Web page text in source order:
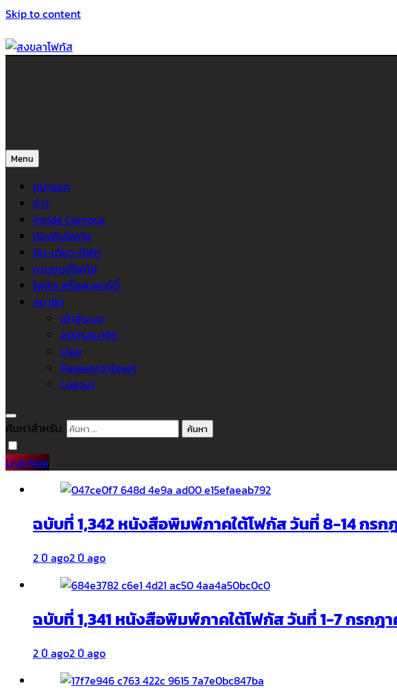
Skip to content
Menu
หน้าแรก
ข่าว
Inside Campus
ท้องถิ่นโฟกัส
กิน-เที่ยว-ที่พัก
ยานยนต์โฟกัส
โฟกัส พร็อพเพอร์ตี้
สมาชิก
เข้าสู่ระบบ
สมัครสมาชิก
User
Password Reset
Logout
ค้นหาสำหรับ:
Live Now
ฉบับที่ 1,342 หนังสือพิมพ์ภาคใต้โฟกัส วันที่ 8-14 กรก
2 ปี ago2 ปี ago
ฉบับที่ 1,341 หนังสือพิมพ์ภาคใต้โฟกัส วันที่ 1-7 กรกฎ
2 ปี ago2 ปี ago